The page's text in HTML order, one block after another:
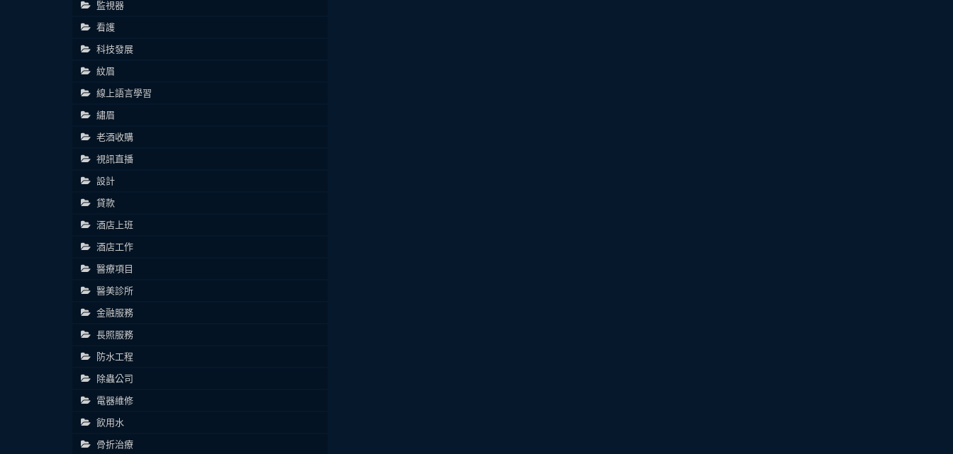
監視器
看護
科技發展
紋眉
線上語言學習
繡眉
老酒收購
視訊直播
設計
貸款
酒店上班
酒店工作
醫療項目
醫美診所
金融服務
長照服務
防水工程
除蟲公司
電器維修
飲用水
骨折治療